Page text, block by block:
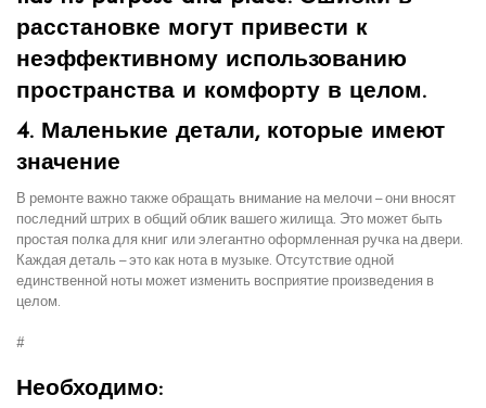
расстановке могут привести к
неэффективному использованию
пространства и комфорту в целом.
4. Маленькие детали, которые имеют
значение
В ремонте важно также обращать внимание на мелочи – они вносят
последний штрих в общий облик вашего жилища. Это может быть
простая полка для книг или элегантно оформленная ручка на двери.
Каждая деталь – это как нота в музыке. Отсутствие одной
единственной ноты может изменить восприятие произведения в
целом.
#
Необходимо: